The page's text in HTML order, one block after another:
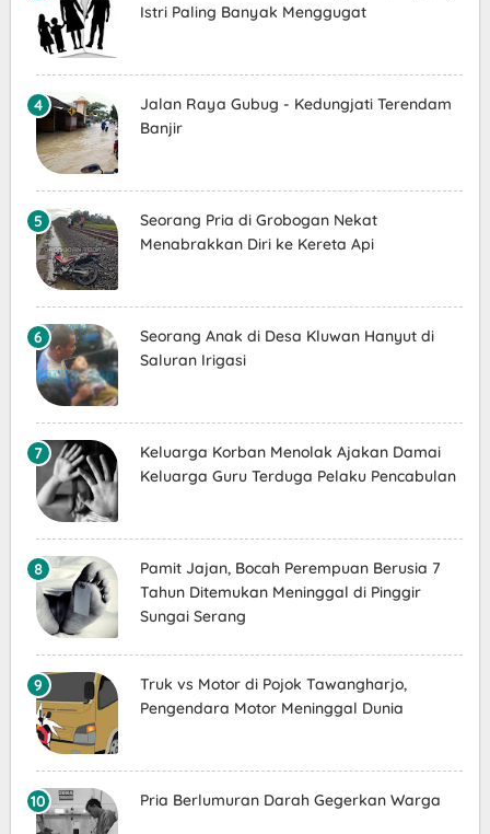
Istri Paling Banyak Menggugat
Jalan Raya Gubug - Kedungjati Terendam
Banjir
Seorang Pria di Grobogan Nekat
Menabrakkan Diri ke Kereta Api
Seorang Anak di Desa Kluwan Hanyut di
Saluran Irigasi
Keluarga Korban Menolak Ajakan Damai
Keluarga Guru Terduga Pelaku Pencabulan
Pamit Jajan, Bocah Perempuan Berusia 7
Tahun Ditemukan Meninggal di Pinggir
Sungai Serang
Truk vs Motor di Pojok Tawangharjo,
Pengendara Motor Meninggal Dunia
Pria Berlumuran Darah Gegerkan Warga